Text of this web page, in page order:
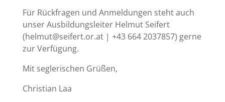
Für Rückfragen und Anmeldungen steht auch
unser Ausbildungsleiter Helmut Seifert
(helmut@seifert.or.at | +43 664 2037857) gerne
zur Verfügung.
Mit seglerischen Grüßen,
Christian Laa